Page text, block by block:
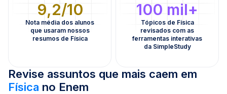
9,2/10
Nota média dos alunos
que usaram nossos
resumos de Física
100 mil+
Tópicos de Física
revisados com as
ferramentas interativas
da SimpleStudy
Revise assuntos que mais caem em
Física no Enem